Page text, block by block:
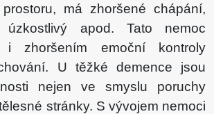
má zhoršené chápání,
úzkostlivý apod. Tato nemoc
zhoršením emoční kontroly
U těžké demence jsou
nejen ve smyslu poruchy
stránky. S vývojem nemoci